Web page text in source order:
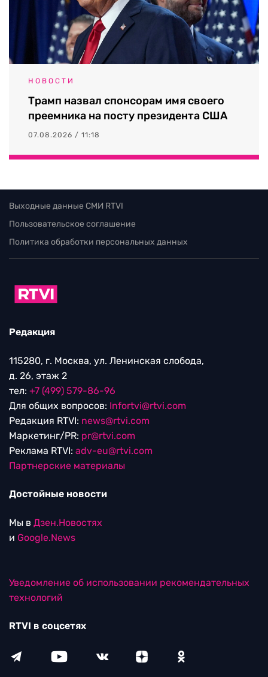
НОВОСТИ
Трамп назвал спонсорам имя своего
преемника на посту президента США
07.08.2026 / 11:18
Выходные данные СМИ RTVI
Пользовательское соглашение
Политика обработки персональных данных
Редакция
115280, г. Москва, ул. Ленинская слобода,
д. 26, этаж 2
тел: +7 (499) 579-86-96
Для общих вопросов: Infortvi@rtvi.com
Редакция RTVI: news@rtvi.com
Маркетинг/PR: pr@rtvi.com
Реклама RTVI: adv-eu@rtvi.com
Партнерские материалы
Достойные новости
Мы в Дзен.Новостях
и Google.News
Уведомление об использовании рекомендательных
технологий
RTVI в соцсетях